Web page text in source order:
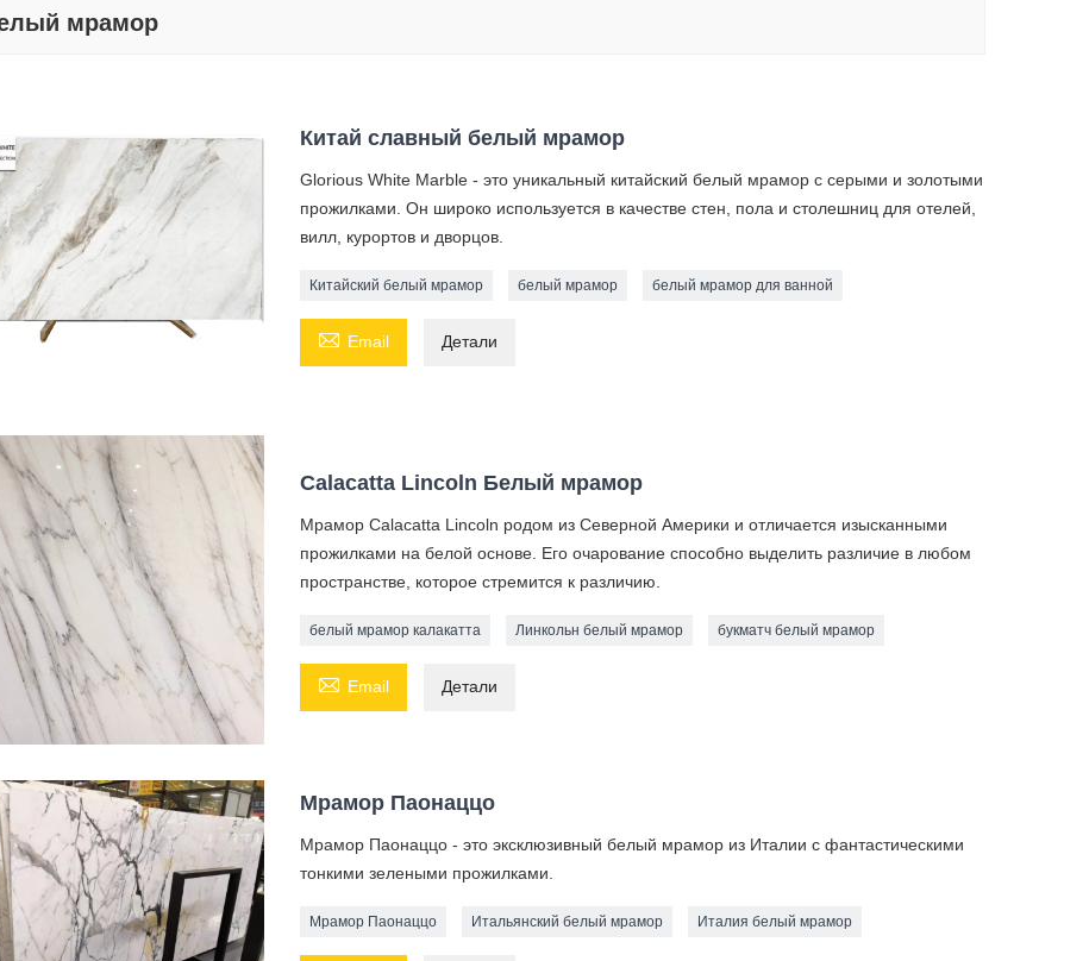
мрамор
Китай славный белый мрамор
Glorious White Marble - это уникальный китайский белый мрамор с серыми и золотыми
прожилками. Он широко используется в качестве стен, пола и столешниц для отелей,
вилл, курортов и дворцов.
Китайский белый мрамор белый мрамор белый мрамор для ванной
 Email Детали
Calacatta Lincoln Белый мрамор
Мрамор Calacatta Lincoln родом из Северной Америки и отличается изысканными
прожилками на белой основе. Его очарование способно выделить различие в любом
пространстве, которое стремится к различию.
белый мрамор калакатта Линкольн белый мрамор букматч белый мрамор
 Email Детали
Мрамор Паонаццо
Мрамор Паонаццо - это эксклюзивный белый мрамор из Италии с фантастическими
тонкими зелеными прожилками.
Мрамор Паонаццо Итальянский белый мрамор Италия белый мрамор